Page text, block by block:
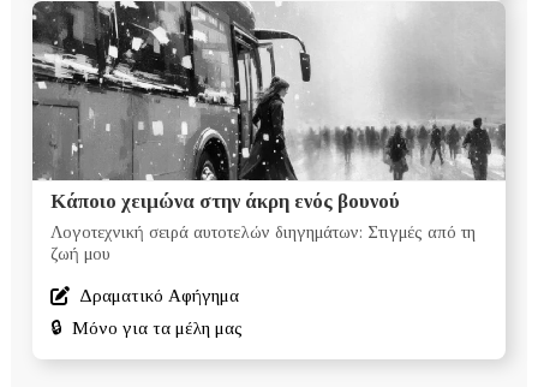
Κάποιο χειμώνα στην άκρη ενός βουνού
Λογοτεχνική σειρά αυτοτελών διηγημάτων: Στιγμές από τη
ζωή μου
Δραματικό Αφήγημα
🔒 Μόνο για τα μέλη μας